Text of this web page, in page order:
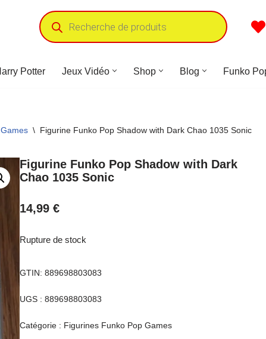
Potter Jeux Vidéo Shop Blog Funko
\ Figurine Funko Pop Shadow with Dark Chao 1035 Sonic
Figurine Funko Pop Shadow with Dark
Chao 1035 Sonic
14,99 €
Rupture de stock
GTIN: 889698803083
UGS : 889698803083
Catégorie : Figurines Funko Pop Games